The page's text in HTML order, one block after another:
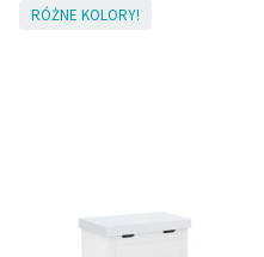
RÓŻNE KOLORY!